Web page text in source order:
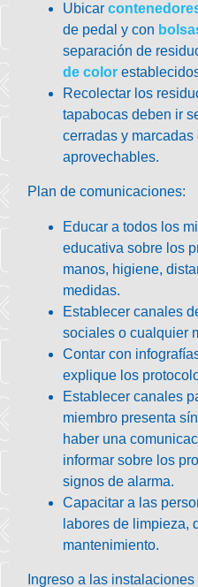
Ubicar
de pedal y con
separación de
de color
Recolectar los
tapabocas deben ir
cerradas y
aprovechables.
Plan de comunicaciones:
Educar a todos los
educativa sobre los
manos, higiene,
medidas.
Establecer canales
sociales o cualquier
Contar con
explique los
Establecer canales
miembro presenta
haber una
informar sobre los
signos de alarma.
Capacitar a las
labores de limpieza,
mantenimiento.
Ingreso a las